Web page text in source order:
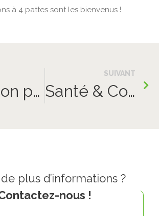
à 4 pattes sont les bienvenus !
Situation privilégiée
SUIVANT
Santé & Confort
plus d’informations ?
nous !